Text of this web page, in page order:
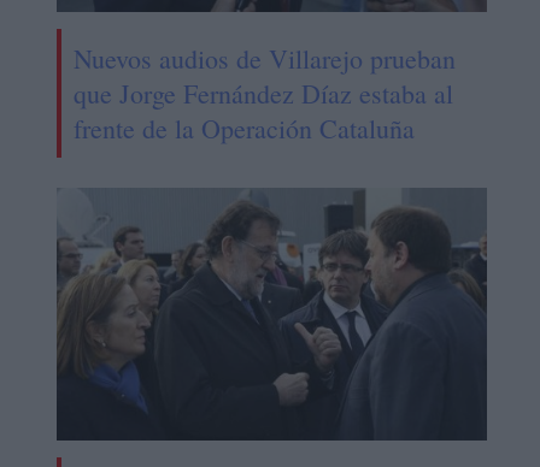
Nuevos audios de Villarejo prueban
que Jorge Fernández Díaz estaba al
frente de la Operación Cataluña